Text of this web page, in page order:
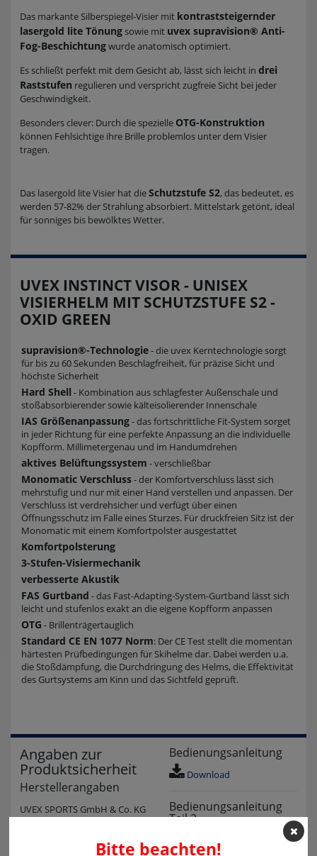
Das markante Silberspiegel-Visier mit kontraststeigernder
lasergold lite Tönungsowie mit uvex supravision® Anti-
Fog-Beschichtungwurde anatomisch optimiert.
Es schließt perfekt mit dem Gesicht ab, lässt sich leicht in drei
Raststufen regulieren und verspricht zugfreie Sicht bei jeder
Geschwindigkeit.
Besonders clever: Durch die spezielle OTG-Konstruktion
können Fehlsichtige ihre Brille problemlos unter dem Visier
tragen.
Das lasergold lite Visier hat dieSchutzstufe S2, das bedeutet, es
werden 57-82% der Strahlung absorbiert. Mittelstark getönt, ideal
für sonniges bis bewölktes Wetter.
UVEX INSTINCT VISOR - UNISEX
VISIERHELM MIT SCHUTZSTUFE S2 -
OXID GREEN
supravision®-Technologie- die uvex Kerntechnologie sorgt
für bis zu 60 Sekunden Beschlagfreiheit, für präzise Sicht und
höchste Sicherheit
Hard Shell - Kombination aus schlagfester Außenschale und
stoßabsorbierender sowie kälteisolierender Innenschale
IAS Größenanpassung- das fortschrittliche Fit-System sorget
in jeder Richtung für eine perfekte Anpassung an die individuelle
Kopfform. Millimetergenau und im Handumdrehen
aktives Belüftungssystem - verschließbar
Monomatic Verschluss- der Komfortverschluss lässt sich
mehrstufig und nur mit einer Hand verstellen und anpassen. Der
Verschluss ist verdrehsicher und verfügt über einen
Öffnungsschutz im Falle eines Sturzes. Für druckfreien Sitz ist der
Monomatic mit einem Komfortpolster ausgestattet
Komfortpolsterung
3-Stufen-Visiermechanik
verbesserte Akustik
FAS Gurtband - das Fast-Adapting-System-Gurtband lässt sich
leicht und stufenlos exakt an die eigene Kopfform anpassen
OTG - Brillenträgertauglich
Standard CE EN 1077 Norm: Der CE Test stellt die momentan
härtesten Prüfbedingungen für Skihelme dar. Dabei werden u.a.
die Stoßdämpfung, die Durchdringung des Helms, die Effektivität
des Gurtsystems am Kinn und das Sichtfeld geprüft.
Angaben zur
Produktsicherheit
Herstellerangaben
UVEX SPORTS GmbH & Co. KG
Bedienungsanleitung
Download
Bedienungsanleitung
Teil 2
Bitte beachten!